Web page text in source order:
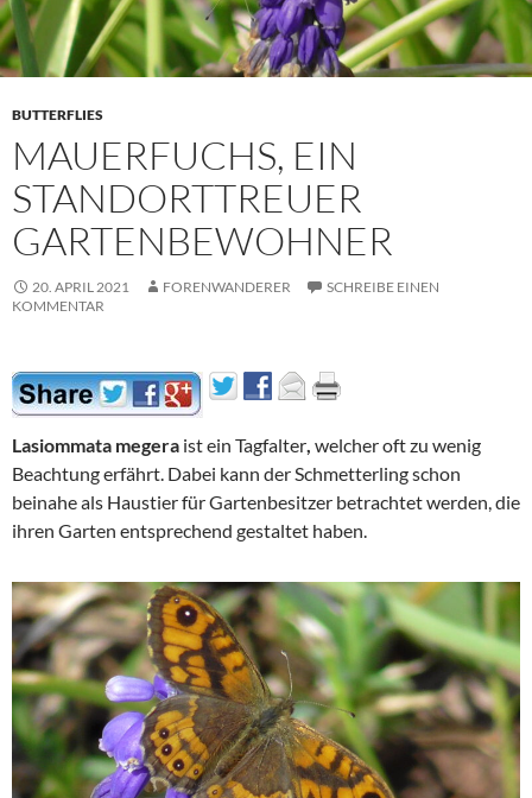
BUTTERFLIES
MAUERFUCHS, EIN
STANDORTTREUER
GARTENBEWOHNER
20. APRIL 2021 FORENWANDERER
SCHREIBE EINEN
KOMMENTAR
Lasiommata megera ist ein Tagfalter, welcher oft zu wenig
Beachtung erfährt. Dabei kann der Schmetterling schon
beinahe als Haustier für Gartenbesitzer betrachtet werden, die
ihren Garten entsprechend gestaltet haben.